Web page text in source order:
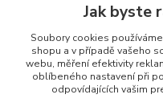
+420 728 727 761
Jak byste
Soubory cookies
shopu a v případě vašeho
webu, měření efektivity
oblíbeného nastavení při
odpovídajících vašim